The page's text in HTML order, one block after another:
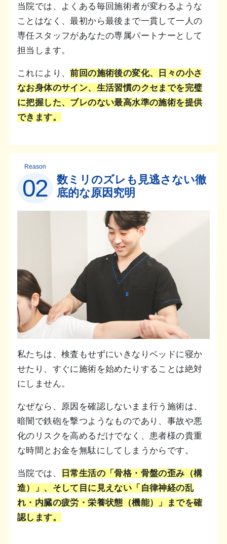
当院では、よくある毎回施術者が変わるような
ことはなく、最初から最後まで一貫して一人の
専任スタッフがあなたの専属パートナーとして
担当します。
これにより、前回の施術後の変化、日々の小さ
なお身体のサイン、生活習慣のクセまでを完璧
に把握した、ブレのない最高水準の施術を提供
できます。
Reason
02
数ミリのズレも見逃さない徹
底的な原因究明
私たちは、検査もせずにいきなりベッドに寝か
せたり、すぐに施術を始めたりすることは絶対
にしません。
なぜなら、原因を確認しないまま行う施術は、
暗闇で鉄砲を撃つようなものであり、事故や悪
化のリスクを高めるだけでなく、患者様の貴重
な時間とお金を無駄にしてしまうからです。
当院では、
日常生活の「骨格・骨盤の歪み（構
造）」、そして目に見えない「自律神経の乱
れ・内臓の疲労・栄養状態（機能）」までを確
認します。